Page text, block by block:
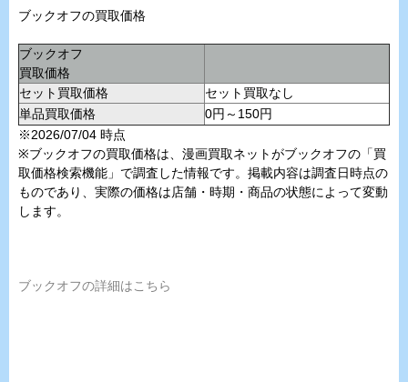
ブックオフの買取価格
ブックオフ
買取価格
セット買取価格
セット買取なし
単品買取価格
0円～150円
※2026/07/04 時点
※ブックオフの買取価格は、漫画買取ネットがブックオフの「買
取価格検索機能」で調査した情報です。掲載内容は調査日時点の
ものであり、実際の価格は店舗・時期・商品の状態によって変動
します。
ブックオフの詳細はこちら